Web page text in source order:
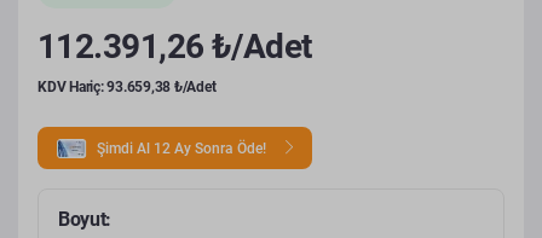
112.391,26 ₺/Adet
KDV Hariç: 93.659,38 ₺/Adet
Şimdi Al 12 Ay Sonra Öde!
Boyut: